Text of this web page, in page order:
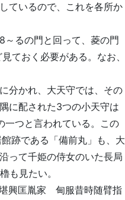
ているので、これを各所か
るの門と回って、菱の門
ておく必要がある。なお、
分かれ、大天守では、その
に配された3つの小天守は
一つと言われている。この
跡である「備前丸」も、大
って千姫の侍女のいた長局
も見たい。
興匡胤家 甸服昔時随臂指